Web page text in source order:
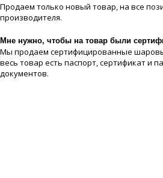
Продаем только новый товар, на все
производителя.
Мне нужно, чтобы на товар были
Мы продаем сертифицированные
весь товар есть паспорт, сертификат и
документов.